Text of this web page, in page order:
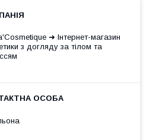
➜ Інтернет-магазин
з догляду за тілом та